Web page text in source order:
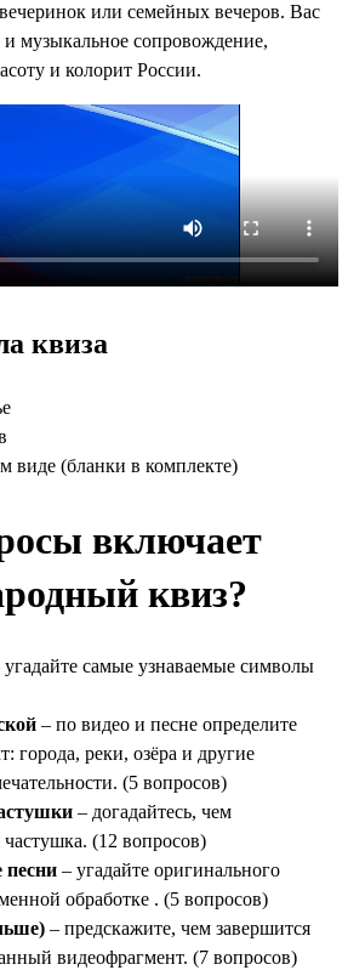
или семейных вечеров. Вас
музыкальное сопровождение,
и колорит России.
квиза
виде (бланки в комплекте)
включает
квиз?
угадайте самые узнаваемые символы
– по видео и песне определите
города, реки, озёра и другие
(5 вопросов)
– догадайтесь, чем
частушка. (12 вопросов)
песни – угадайте оригинального
обработке . (5 вопросов)
– предскажите, чем завершится
видеофрагмент. (7 вопросов)